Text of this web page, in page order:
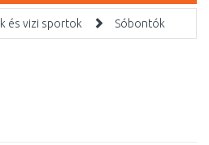
és vizi sportok Sóbontók